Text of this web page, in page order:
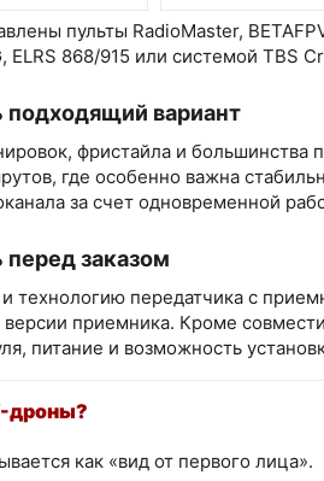
пульты RadioMaster,
ELRS 868/915 или системой TBS
подходящий вариант
фристайла и большинства
где особенно важна
за счет одновременной
перед заказом
и технологию передатчика с
приемника. Кроме
питание и возможность
дроны?
как «вид от первого лица».